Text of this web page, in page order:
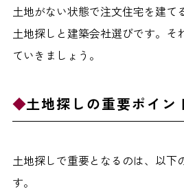
土地がない状態で注文住宅を建て
土地探しと建築会社選びです。そ
ていきましょう。
土地探しの重要ポイン
土地探しで重要となるのは、以下
す。